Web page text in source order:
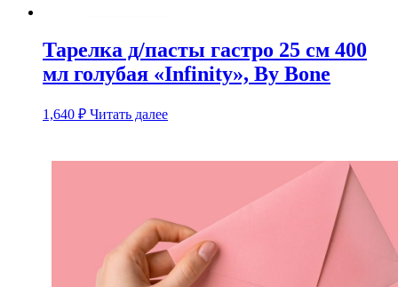
Тарелка д/пасты гастро 25 см 400
мл голубая «Infinity», By Bone
1,640 ₽ Читать далее